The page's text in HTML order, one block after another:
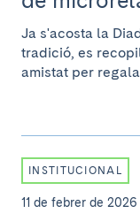
Ja s'acosta la
tradició, es
amistat per
INSTITUCIONAL
11 de febrer de 2026